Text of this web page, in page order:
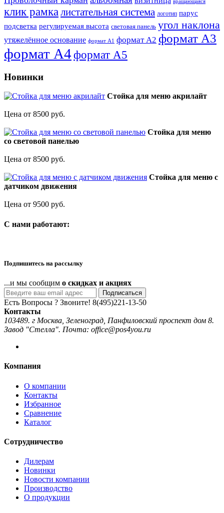
клик рамка листательная система логотип парус
подсветка регулируемая высота световая панель угол наклона
утяжелённое основание формат А1 формат А2 формат А3
формат А4 формат А5
Новинки
Стойка для меню акрилайт
Цена от 8500 руб.
Стойка для меню
со световой панелью
Цена от 8500 руб.
Стойка для меню с
датчиком движения
Цена от 9500 руб.
C нами работают:
Подпишитесь на рассылку
...и мы сообщим о скидках и акциях
Подписаться
Есть Вопросы ? Звоните! 8(495)221-13-50
Контакты
103489. г Москва, Зеленоград, Панфиловский проспект дом 8.
Завод "Стелла". Почта: office@pos4you.ru
Компания
О компании
Контакты
Избранное
Сравнение
Каталог
Сотрудничество
Дилерам
Новинки
Новости компании
Производство
О продукции